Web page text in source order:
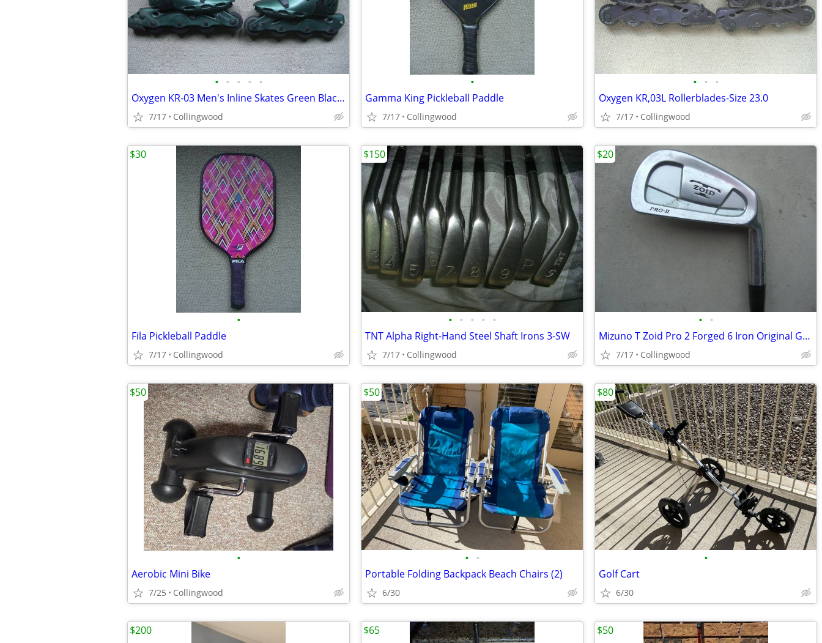
• • • • •
Oxygen KR-03 Men's Inline Skates Green Black Size 27 - US Men's
7/17 Collingwood
•
Gamma King Pickleball Paddle
7/17 Collingwood
• • •
Oxygen KR,03L Rollerblades-Size 23.0
7/17 Collingwood
•
Fila Pickleball Paddle
7/17 Collingwood
$30
• • • • •
TNT Alpha Right-Hand Steel Shaft Irons 3-SW
7/17 Collingwood
$150
• •
Mizuno T Zoid Pro 2 Forged 6 Iron Original Gold S300
7/17 Collingwood
$20
•
Aerobic Mini Bike
7/25 Collingwood
$50
• •
Portable Folding Backpack Beach Chairs (2)
6/30
$50
•
Golf Cart
6/30
$80
$200 $65 $50